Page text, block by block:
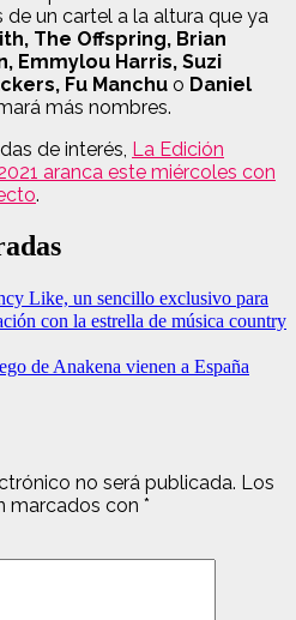
un cartel a la altura que ya
The Offspring, Brian
Emmylou Harris, Suzi
Fu Manchu o Daniel
más nombres.
de interés, La Edición
aranca este miércoles con
.
Like, un sencillo exclusivo para
con la estrella de música country
de Anakena vienen a España
no será publicada. Los
marcados con *